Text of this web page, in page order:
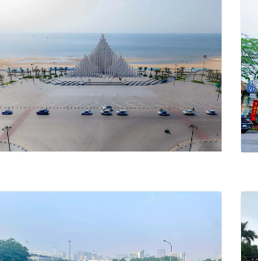
ĐOÀN SUNGROUP TẠI HÀ NỘI,
TPHCM, NHA TRANG, VŨNG
TÀU
ROADSHOW XE 45 CHỖ CAO